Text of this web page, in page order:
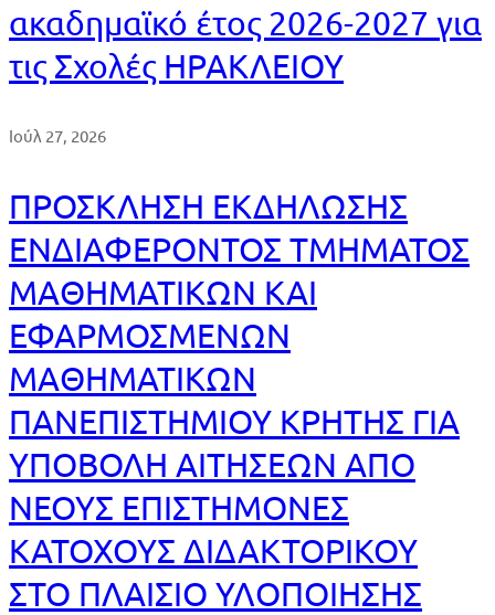
ακαδημαϊκό έτος 2026-2027 για
τις Σχολές ΗΡΑΚΛΕΙΟΥ
Ιούλ 27, 2026
ΠΡΟΣΚΛΗΣΗ ΕΚΔΗΛΩΣΗΣ
ΕΝΔΙΑΦΕΡΟΝΤΟΣ ΤΜΗΜΑΤΟΣ
ΜΑΘΗΜΑΤΙΚΩΝ ΚΑΙ
ΕΦΑΡΜΟΣΜΕΝΩΝ
ΜΑΘΗΜΑΤΙΚΩΝ
ΠΑΝΕΠΙΣΤΗΜΙΟΥ ΚΡΗΤΗΣ ΓΙΑ
ΥΠΟΒΟΛΗ ΑΙΤΗΣΕΩΝ ΑΠΟ
ΝΕΟΥΣ ΕΠΙΣΤΗΜΟΝΕΣ
ΚΑΤΟΧΟΥΣ ΔΙΔΑΚΤΟΡΙΚΟΥ
ΣΤΟ ΠΛΑΙΣΙΟ ΥΛΟΠΟΙΗΣΗΣ